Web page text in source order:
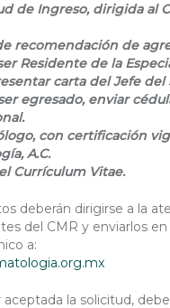
de Ingreso, dirigida al
recomendación de
Residente de la
carta del Jefe del
egresado, enviar
con certificación
A.C.
Currículum Vitae.
deberán dirigirse a la
del CMR y enviarlos
a:
aceptada la solicitud,